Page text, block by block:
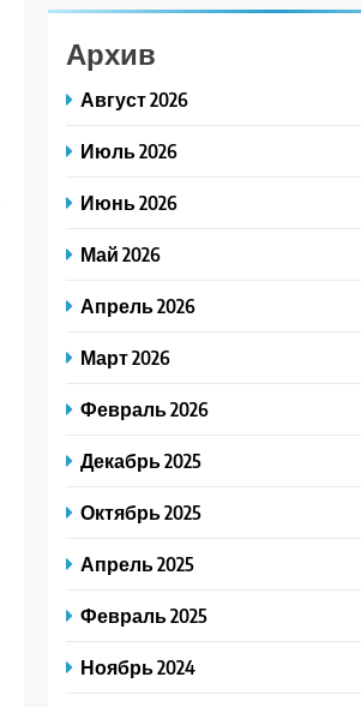
Архив
Август 2026
Июль 2026
Июнь 2026
Май 2026
Апрель 2026
Март 2026
Февраль 2026
Декабрь 2025
Октябрь 2025
Апрель 2025
Февраль 2025
Ноябрь 2024